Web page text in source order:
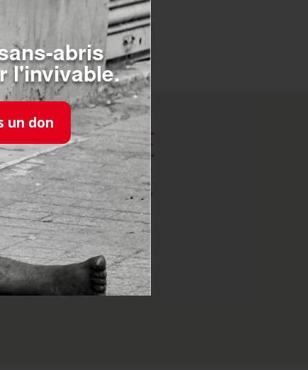
FORCE
fragilisées par la vie,
locaux.
abris
l'invivable.
un don